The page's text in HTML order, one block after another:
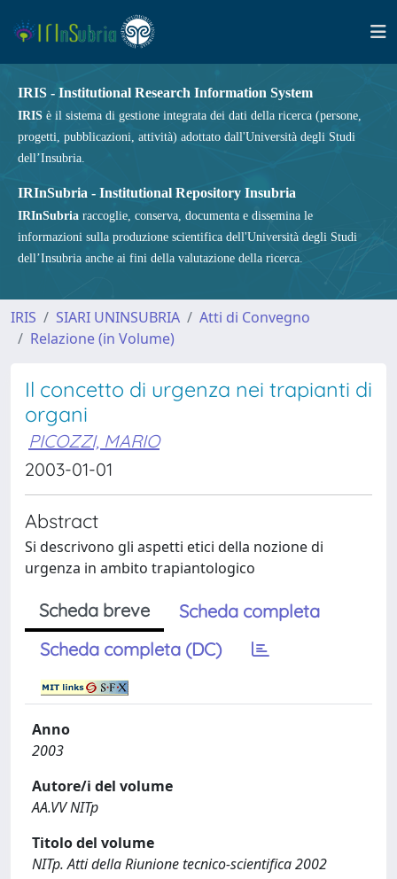
IRIS - Institutional Research Information System
IRIS è il sistema di gestione integrata dei dati della ricerca (persone,
progetti, pubblicazioni, attività) adottato dall'Università degli Studi
dell’Insubria.
IRInSubria - Institutional Repository Insubria
IRInSubria raccoglie, conserva, documenta e dissemina le
informazioni sulla produzione scientifica dell'Università degli Studi
dell’Insubria anche ai fini della valutazione della ricerca.
IRIS SIARI UNINSUBRIA
Atti di Convegno
Relazione (in Volume)
Il concetto di urgenza nei trapianti di
organi
PICOZZI, MARIO
2003-01-01
Abstract
Si descrivono gli aspetti etici della nozione di
urgenza in ambito trapiantologico
Scheda breve
Scheda completa
Scheda completa (DC)
Anno
2003
Autore/i del volume
AA.VV NITp
Titolo del volume
NITp. Atti della Riunione tecnico-scientifica 2002